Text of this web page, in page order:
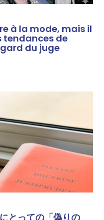
à la mode, mais il
tendances de
du juge
とっての「偽りの